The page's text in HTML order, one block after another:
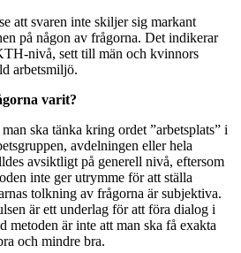
att svaren inte skiljer sig markant
på någon av frågorna. Det indikerar
nivå, sett till män och kvinnors
arbetsmiljö.
varit?
ska tänka kring ordet ”arbetsplats” i
avdelningen eller hela
avsiktligt på generell nivå, eftersom
inte ger utrymme för att ställa
tolkning av frågorna är subjektiva.
är ett underlag för att föra dialog i
metoden är inte att man ska få exakta
och mindre bra.